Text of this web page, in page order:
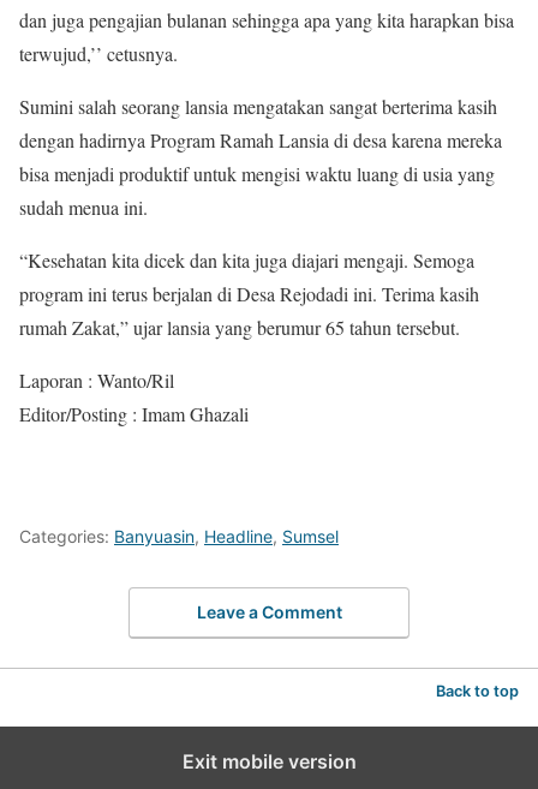
dan juga pengajian bulanan sehingga apa yang kita harapkan bisa
terwujud,’’ cetusnya.
Sumini salah seorang lansia mengatakan sangat berterima kasih
dengan hadirnya Program Ramah Lansia di desa karena mereka
bisa menjadi produktif untuk mengisi waktu luang di usia yang
sudah menua ini.
“Kesehatan kita dicek dan kita juga diajari mengaji. Semoga
program ini terus berjalan di Desa Rejodadi ini. Terima kasih
rumah Zakat,” ujar lansia yang berumur 65 tahun tersebut.
Laporan : Wanto/Ril
Editor/Posting : Imam Ghazali
Categories: Banyuasin, Headline, Sumsel
Leave a Comment
Back to top
Exit mobile version